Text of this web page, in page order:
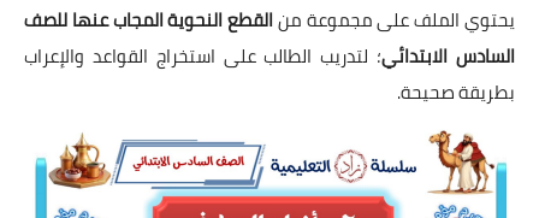
يحتوي الملف على مجموعة منالقطع النحوية المجاب عنها للصف
السادس الابتدائي؛ لتدريب الطالب على استخراج القواعد والإعراب
بطريقة صحيحة.